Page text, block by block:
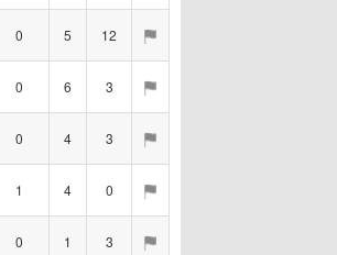
0 5 12
0 6 3
0 4 3
1 4 0
0 1 3